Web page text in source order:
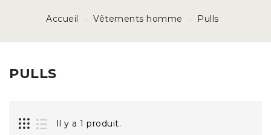
Accueil Vêtements homme Pulls
PULLS
Il y a 1 produit.